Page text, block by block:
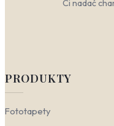
Salon —
z jurajskim
doda wnętrzu
przestrzeni, a
wzory w
Ci nadać
PRODUKTY
Fototapety